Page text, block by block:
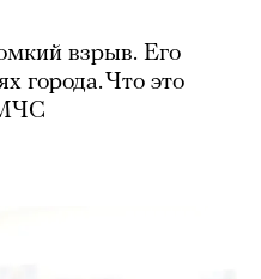
взрыв. Его
города. Что это